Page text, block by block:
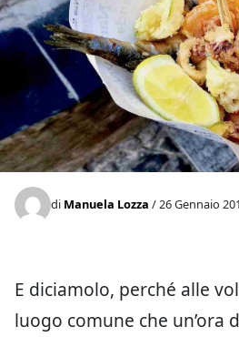
di Manuela Lozza / 26 Gennaio
E diciamolo, perché alle
luogo comune che un’ora